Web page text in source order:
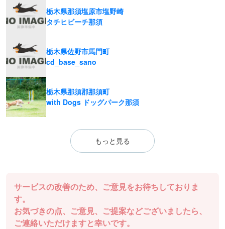
栃木県那須塩原市塩野崎
タチヒビーチ那須
栃木県佐野市馬門町
cd_base_sano
栃木県那須郡那須町
with Dogs ドッグパーク那須
もっと見る
サービスの改善のため、ご意見をお待ちしておりま
す。
お気づきの点、ご意見、ご提案などございましたら、
ご連絡いただけますと幸いです。